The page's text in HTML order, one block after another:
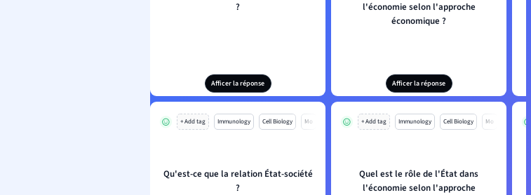
?
Afficer la réponse
l'économie selon l'approche
économique ?
Afficer la réponse
+ Add tag Immunology Cell Biology Mo
Qu'est-ce que la relation État-société
?
+ Add tag Immunology Cell Biology Mo
Quel est le rôle de l'État dans
l'économie selon l'approche